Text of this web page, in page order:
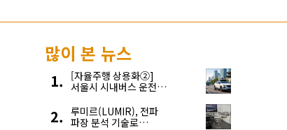
많이 본 뉴스
[자율주행 상용화②]
서울시 시내버스 운전자
해결한다
루미르(LUMIR), 전파
파장 분석 기술로